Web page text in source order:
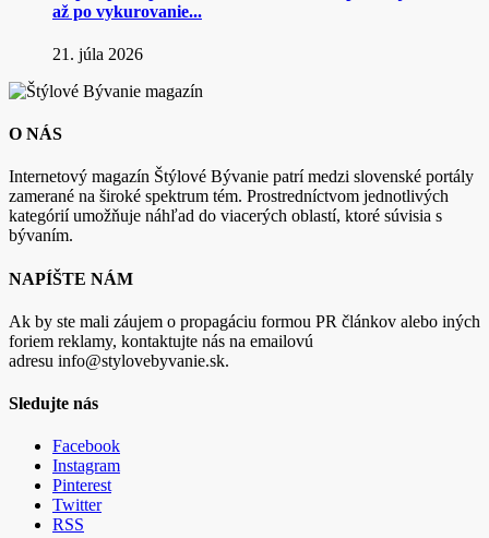
až po vykurovanie...
21. júla 2026
O NÁS
Internetový magazín Štýlové Bývanie patrí medzi slovenské portály
zamerané na široké spektrum tém. Prostredníctvom jednotlivých
kategórií umožňuje náhľad do viacerých oblastí, ktoré súvisia s
bývaním.
NAPÍŠTE NÁM
Ak by ste mali záujem o propagáciu formou PR článkov alebo iných
foriem reklamy, kontaktujte nás na emailovú
adresu info@stylovebyvanie.sk.
Sledujte nás
Facebook
Instagram
Pinterest
Twitter
RSS